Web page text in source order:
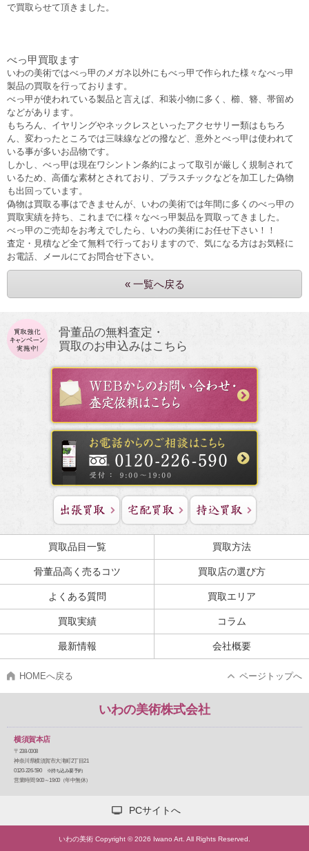
で買取らせて頂きました。
べっ甲買取ます
いわの美術ではべっ甲のメガネ以外にもべっ甲で作られた様々なべっ甲
製品の買取を行っております。
べっ甲が使われている製品と言えば、和装小物に多く、櫛、簪、帯留め
などがあります。
もちろん、イヤリングやネックレスといったアクセサリー類はもちろ
ん、変わったところでは三味線などの撥など、意外とべっ甲は使われて
いる事が多いお品物です。
しかし、べっ甲は現在ワシントン条約によって取引が厳しく規制されて
いるため、高価な素材とされており、プラスチックなどを加工した偽物
も出回っています。
偽物は買取る事はできませんが、いわの美術では年間に多くのべっ甲の
買取実績を持ち、これまでに様々なべっ甲製品を買取ってきました。
べっ甲のご売却をお考えでしたら、いわの美術にお任せ下さい！！
査定・見積など全て無料で行っておりますので、気になる方はお気軽に
お電話、メールにてお問合せ下さい。
« 一覧へ戻る
骨董品の無料査定・
買取のお申込みはこちら
買取品目一覧 買取方法
骨董品高く売るコツ 買取店の選び方
よくある質問 買取エリア
買取実績 コラム
最新情報 会社概要
HOMEへ戻る ページトップへ
いわの美術株式会社
横須賀本店
〒238-0008
神奈川県横須賀市大滝町2丁目21
0120-226-590
※持ち込み要予約
営業時間 9:00～19:00（年中無休）
PCサイトへ
いわの美術 Copyright © 2026 Iwano Art. All Rights Reserved.